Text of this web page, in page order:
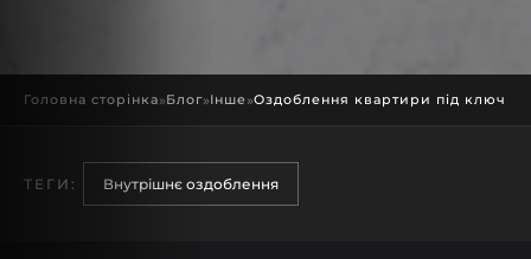
Головна сторінка»Блог»Інше»Оздоблення квартири під ключ
ТЕГИ: Внутрішнє оздоблення